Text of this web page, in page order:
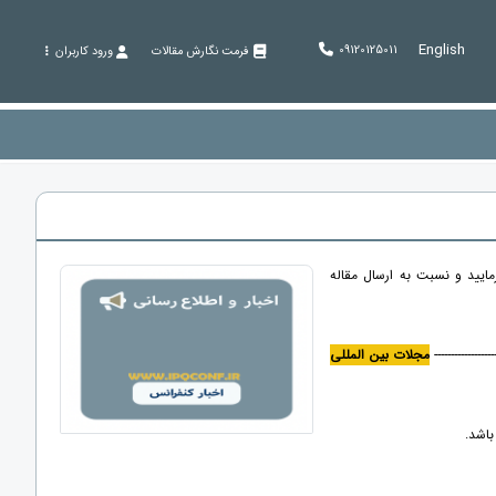
English
09120125011 فرمت نگارش مقالات ورود کاربران
و نسبت به ارسال مقاله
مجلات بین المللی